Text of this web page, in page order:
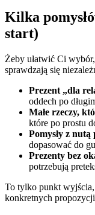
Kilka
start)
Żeby ułatwić Ci
sprawdzają się
Prezent „dla
oddech po
Małe rzeczy,
które po prostu
Pomysły z
dopasować do
Prezenty bez
potrzebują
To tylko punkt
konkretnych